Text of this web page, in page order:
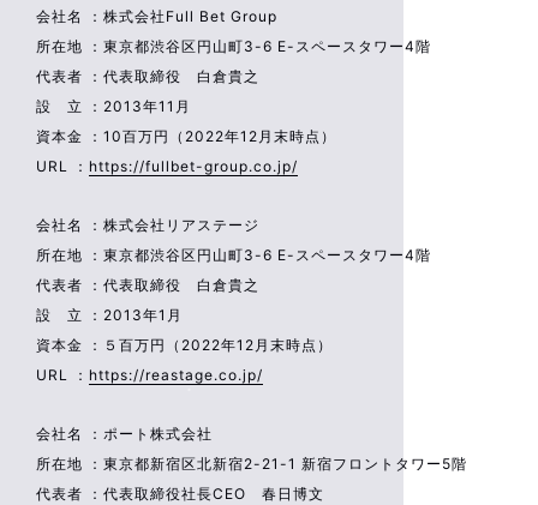
会社名 ：株式会社Full Bet Group
所在地 ：東京都渋谷区円山町3-6 E-スペースタワー4階
代表者 ：代表取締役 白倉貴之
設 立 ：2013年11月
資本金 ：10百万円（2022年12月末時点）
URL ： https://fullbet-group.co.jp/
会社名 ：株式会社リアステージ
所在地 ：東京都渋谷区円山町3-6 E-スペースタワー4階
代表者 ：代表取締役 白倉貴之
設 立 ：2013年1月
資本金 ：５百万円（2022年12月末時点）
URL ： https://reastage.co.jp/
会社名 ：ポート株式会社
所在地 ：東京都新宿区北新宿2-21-1 新宿フロントタワー5階
代表者 ：代表取締役社長CEO 春日博文